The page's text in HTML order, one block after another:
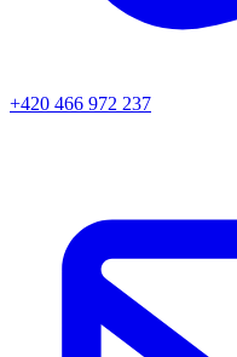
+420 466 972 237